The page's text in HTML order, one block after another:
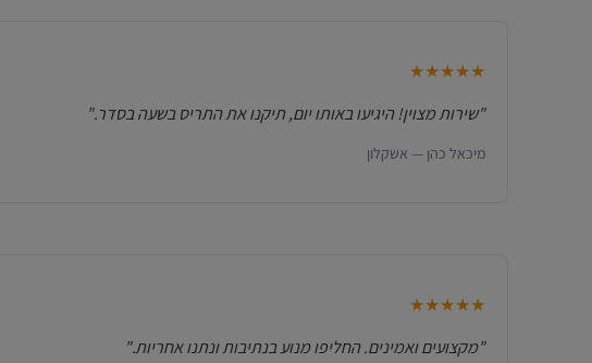
★★★★★
"שירות מצוין! היגיעו באותו יום, תיקנו את התריס בשעה בסדר."
מיכאל כהן — אשקלון
★★★★★
"מקצועים ואמינים. החליפו מנוע בנתיבות ונתנו אחריות."